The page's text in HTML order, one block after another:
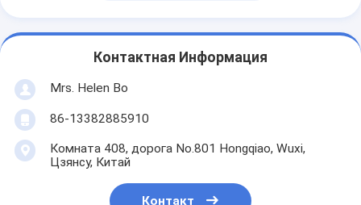
Контактная Информация
Mrs. Helen Bo
86-13382885910
Комната 408, дорога No.801 Hongqiao, Wuxi,
Цзянсу, Китай
Контакт